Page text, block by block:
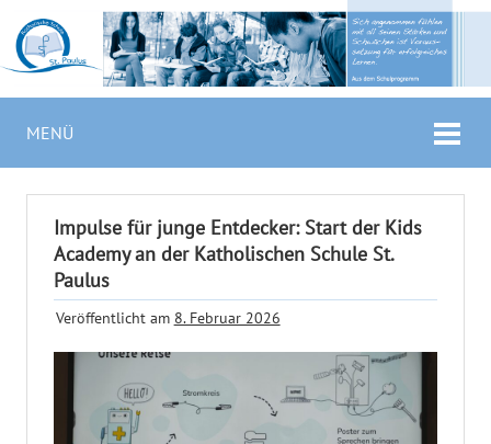
MENÜ
Impulse für junge Entdecker: Start der Kids
Academy an der Katholischen Schule St.
Paulus
Veröffentlicht am 8. Februar 2026